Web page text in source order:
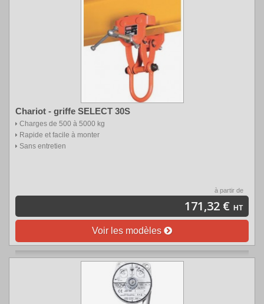
Chariot - griffe SELECT 30S
Charges de 500 à 5000 kg
Rapide et facile à monter
Sans entretien
à partir de
171,32 € HT
Voir les modèles